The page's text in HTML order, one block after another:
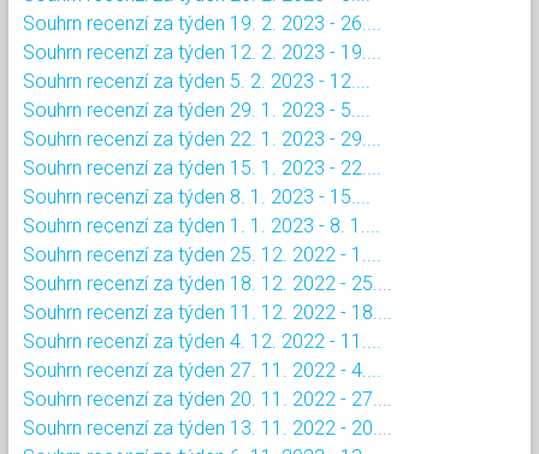
Souhrn recenzí za týden 19. 2. 2023 - 26....
Souhrn recenzí za týden 12. 2. 2023 - 19....
Souhrn recenzí za týden 5. 2. 2023 - 12....
Souhrn recenzí za týden 29. 1. 2023 - 5....
Souhrn recenzí za týden 22. 1. 2023 - 29....
Souhrn recenzí za týden 15. 1. 2023 - 22....
Souhrn recenzí za týden 8. 1. 2023 - 15....
Souhrn recenzí za týden 1. 1. 2023 - 8. 1....
Souhrn recenzí za týden 25. 12. 2022 - 1....
Souhrn recenzí za týden 18. 12. 2022 - 25....
Souhrn recenzí za týden 11. 12. 2022 - 18....
Souhrn recenzí za týden 4. 12. 2022 - 11....
Souhrn recenzí za týden 27. 11. 2022 - 4....
Souhrn recenzí za týden 20. 11. 2022 - 27....
Souhrn recenzí za týden 13. 11. 2022 - 20....